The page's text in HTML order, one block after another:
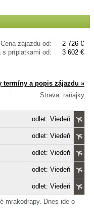
Cena zájazdu od:
2 726 €
s príplatkami od:
3 602 €
termíny a popis zájazdu »
Strava: raňajky
odlet: Viedeň
odlet: Viedeň
odlet: Viedeň
odlet: Viedeň
odlet: Viedeň
mrakodrapy. Dnes ide o